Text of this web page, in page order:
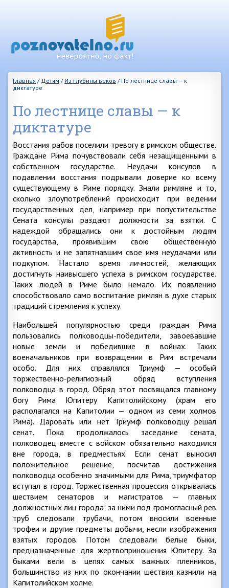
Главная / Детям / Из глубины веков / По лестнице славы — к
диктатуре
По лестнице славы — к
диктатуре
Восстания рабов поселили тревогу в римском обществе.
Граждане Рима почувствовали себя незащищенными в
собственном государстве. Неудачи консулов в
подавлении восстания подрывали доверие ко всему
существующему в Риме порядку. Знали римляне и то,
сколько злоупотреблений происходит при ведении
государственных дел, например при попустительстве
Сената консулы раздают должности за взятки. С
надеждой обращались они к достойным людям
государства, проявившим свою общественную
активность и не запятнавшим свое имя неудачами или
подкупом. Настало время личностей, желающих
достигнуть наивысшего успеха в римском государстве.
Таких людей в Риме было немало. Их появлению
способствовало само воспитание римлян в духе старых
традиций стремления к успеху.
Наибольшей популярностью среди граждан Рима
пользовались полководцы-победители, завоевавшие
новые земли и победившие в войнах. Таких
военачальников при возвращении в Рим встречали
особо. Для них справлялся Триумф — особый
торжественно-религиозный обряд вступления
полководца в город. Обряд этот посвящался главному
богу Рима Юпитеру Капитолийскому (храм его
располагался на Капитолии — одном из семи холмов
Рима). Даровать или нет Триумф полководцу решал
сенат. Пока продолжалось заседание сената,
полководец вместе с войском обязательно находился
вне города, в предместьях. Если сенат выносил
положительное решение, посчитав достижения
полководца особенно значимыми для Рима, триумфатор
вступал в город. Торжественная процессия открывалась
шествием сенаторов и магистратов — главных
должностных лиц города; за ними под громогласный рев
труб следовали трубачи, потом вносили военные
трофеи и другие предметы добычи, несли изображения
взятых городов. Потом следовали белые быки,
предназначенные для жертвоприношения Юпитеру. За
быками вели в цепях самых важных пленников,
большинство из них по окончании шествия казнили на
Капитолийском холме.